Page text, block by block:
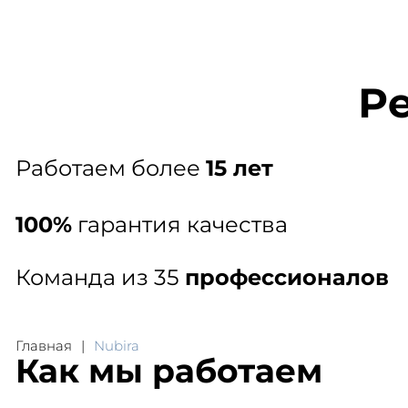
Работаем более 15 лет
100%гарантия качества
Команда из 35 профессионалов
Главная Nubira
Как мы работаем